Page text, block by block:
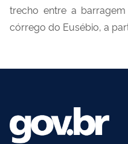
trecho entre a
córrego do Eusébio, a